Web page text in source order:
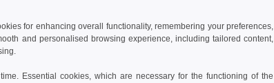
Přidat do košíku
for enhancing overall functionality, remembering your preferences,
and personalised browsing experience, including tailored content,
Essential cookies, which are necessary for the functioning of the